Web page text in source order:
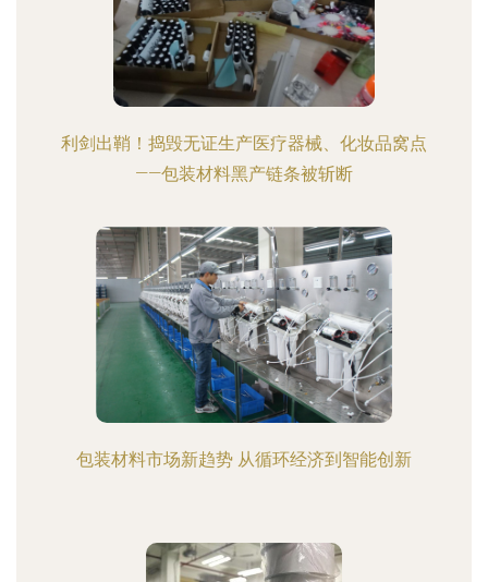
利剑出鞘！捣毁无证生产医疗器械、化妆品窝点
——包装材料黑产链条被斩断
包装材料市场新趋势 从循环经济到智能创新